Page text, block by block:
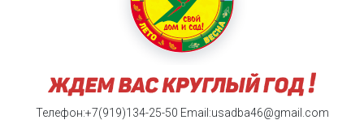
Телефон:+7(919)134-25-50 Email:usadba46@gmail.com